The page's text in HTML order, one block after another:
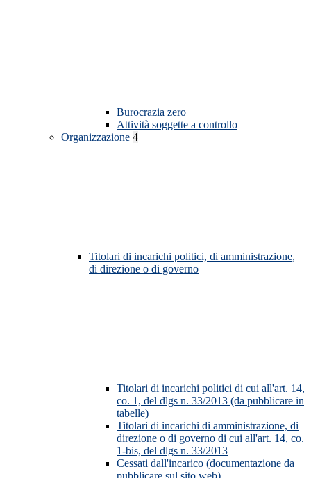
Burocrazia zero
Attività soggette a controllo
Organizzazione 4
Titolari di incarichi politici, di amministrazione,
di direzione o di governo
Titolari di incarichi politici di cui all'art. 14,
co. 1, del dlgs n. 33/2013 (da pubblicare in
tabelle)
Titolari di incarichi di amministrazione, di
direzione o di governo di cui all'art. 14, co.
1-bis, del dlgs n. 33/2013
Cessati dall'incarico (documentazione da